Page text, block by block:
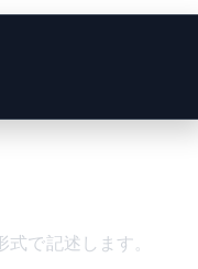
式で記述します。